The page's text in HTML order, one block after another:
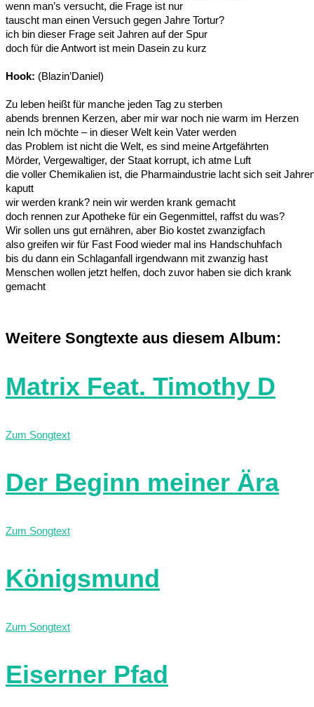
wenn man’s versucht, die Frage ist nur
tauscht man einen Versuch gegen Jahre Tortur?
ich bin dieser Frage seit Jahren auf der Spur
doch für die Antwort ist mein Dasein zu kurz
Hook: (Blazin’Daniel)
Zu leben heißt für manche jeden Tag zu sterben
abends brennen Kerzen, aber mir war noch nie warm im Herzen
nein Ich möchte – in dieser Welt kein Vater werden
das Problem ist nicht die Welt, es sind meine Artgefährten
Mörder, Vergewaltiger, der Staat korrupt, ich atme Luft
die voller Chemikalien ist, die Pharmaindustrie lacht sich seit
kaputt
wir werden krank? nein wir werden krank gemacht
doch rennen zur Apotheke für ein Gegenmittel, raffst du was?
Wir sollen uns gut ernähren, aber Bio kostet zwanzigfach
also greifen wir für Fast Food wieder mal ins Handschuhfach
bis du dann ein Schlaganfall irgendwann mit zwanzig hast
Menschen wollen jetzt helfen, doch zuvor haben sie dich krank
gemacht
Weitere Songtexte aus diesem Album:
Matrix Feat. Timothy D
Zum Songtext
Der Beginn meiner Ära
Zum Songtext
Königsmund
Zum Songtext
Eiserner Pfad